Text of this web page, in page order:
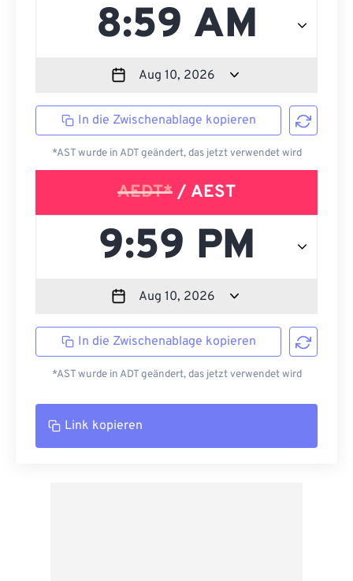
In die Zwischenablage kopieren
*AST wurde in ADT geändert, das jetzt verwendet wird
AEDT* / AEST
In die Zwischenablage kopieren
*AST wurde in ADT geändert, das jetzt verwendet wird
Link kopieren